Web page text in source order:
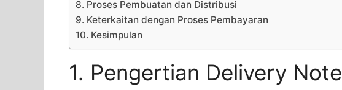
8. Proses Pembuatan dan Distribusi
9. Keterkaitan dengan Proses Pembayaran
10. Kesimpulan
1. Pengertian Delivery Note